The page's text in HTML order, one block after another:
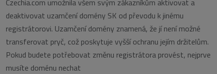
Czechia.com umožnila všem svým zákazníkům aktivovat a
deaktivovat uzamčení domény SK od převodu k jinému
registrátorovi. Uzamčení domény znamená, že jí není možné
transferovat pryč, což poskytuje vyšší ochranu jejím držitelům.
Pokud budete potřebovat změnu registrátora provést, nejprve
musíte doménu nechat